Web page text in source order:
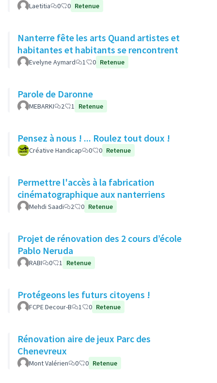
Laetitia 0 0 Retenue
Nanterre fête les arts Quand artistes et
habitantes et habitants se rencontrent
Evelyne Aymard 1 0 Retenue
Parole de Daronne
MEBARKI 2 1 Retenue
Pensez à nous ! ... Roulez tout doux !
Créative Handicap 0 0 Retenue
Permettre l'accès à la fabrication
cinématographique aux nanterriens
Mehdi Saadi 2 0 Retenue
Projet de rénovation des 2 cours d’école
Pablo Neruda
RABI 0 1 Retenue
Protégeons les futurs citoyens !
FCPE Decour-B 1 0 Retenue
Rénovation aire de jeux Parc des
Chenevreux
Mont Valérien 0 0 Retenue